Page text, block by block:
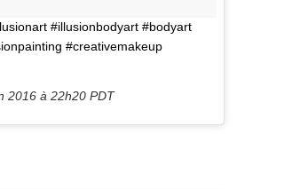
#illusionbodyart #bodyart
#creativemakeup
2016 à 22h20 PDT